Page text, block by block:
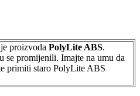
proizvoda PolyLite ABS.
se promijenili. Imajte na umu da
primiti staro PolyLite ABS